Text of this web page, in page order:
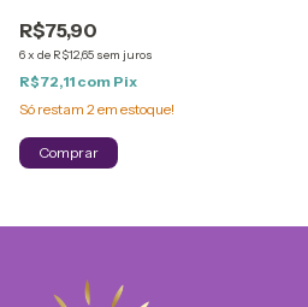
R$75,90
6x de R$12,65 sem juros
R$72,11 com Pix
Só restam 2em estoque!
Comprar